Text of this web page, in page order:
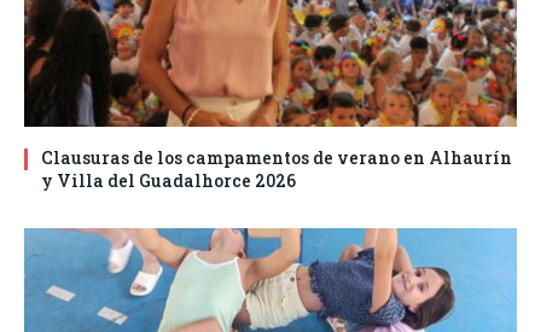
Clausuras de los campamentos de verano en Alhaurín
y Villa del Guadalhorce 2026